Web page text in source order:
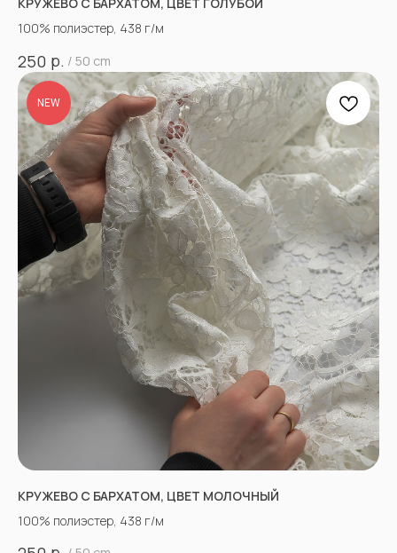
КРУЖЕВО С БАРХАТОМ, ЦВЕТ ГОЛУБОЙ
100% полиэстер, 438 г/м
250 р. / 50 cm
NEW
КРУЖЕВО С БАРХАТОМ, ЦВЕТ МОЛОЧНЫЙ
100% полиэстер, 438 г/м